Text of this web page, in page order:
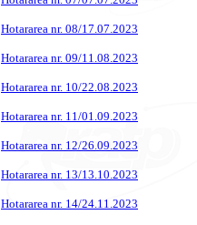
Hotararea nr. 08/17.07.2023
Hotararea nr. 09/11.08.2023
Hotararea nr. 10/22.08.2023
Hotararea nr. 11/01.09.2023
Hotararea nr. 12/26.09.2023
Hotararea nr. 13/13.10.2023
Hotararea nr. 14/24.11.2023